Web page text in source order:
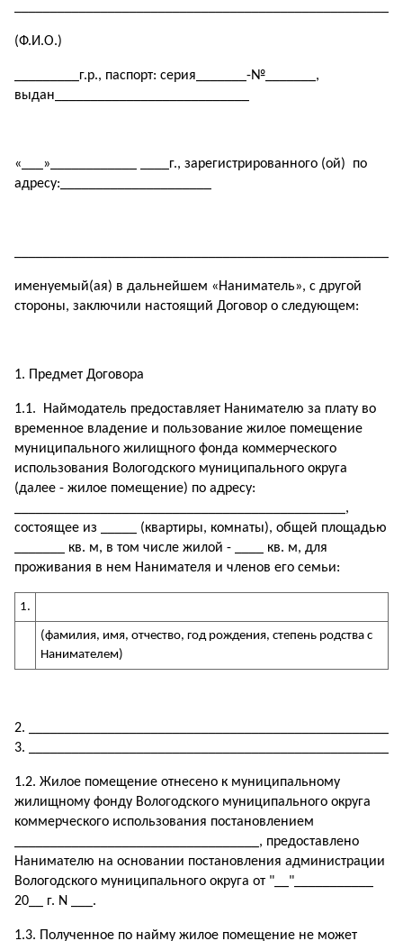
(Ф.И.О.)
_________г.р., паспорт: серия_______-№_______,
выдан___________________________
«___»____________ ____г., зарегистрированного (ой) по
адресу:_____________________
именуемый(ая) в дальнейшем «Наниматель», с другой
стороны, заключили настоящий Договор о следующем:
Предмет Договора
1.1. Наймодатель предоставляет Нанимателю за плату во
временное владение и пользование жилое помещение
муниципального жилищного фонда коммерческого
использования Вологодского муниципального округа
(далее - жилое помещение) по адресу:
______________________________________________,
состоящее из _____ (квартиры, комнаты), общей площадью
_______ кв. м, в том числе жилой - ____ кв. м, для
проживания в нем Нанимателя и членов его семьи:
1.
(фамилия, имя, отчество, год рождения, степень родства с
Нанимателем)
1.2. Жилое помещение отнесено к муниципальному
жилищному фонду Вологодского муниципального округа
коммерческого использования постановлением
__________________________________, предоставлено
Нанимателю на основании постановления администрации
Вологодского муниципального округа от "__"___________
20__ г. N ___.
1.3. Полученное по найму жилое помещение не может